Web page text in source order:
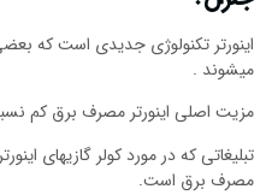
اینورتر تکنولوژی جدیدی است که بعضی
میشوند .
مزیت اصلی اینورتر مصرف برق کم
مصرف برق است.